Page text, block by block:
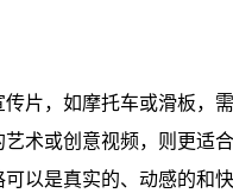
片，如摩托车或滑板，
术或创意视频，则更适
以是真实的、动感的和